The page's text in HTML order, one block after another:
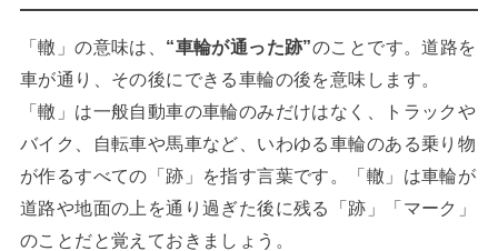
「轍」の意味は、 “車輪が通った跡”のことです。道路を
車が通り、その後にできる車輪の後を意味します。
「轍」は一般自動車の車輪のみだけはなく、トラックや
バイク、自転車や馬車など、いわゆる車輪のある乗り物
が作るすべての「跡」を指す言葉です。「轍」は車輪が
道路や地面の上を通り過ぎた後に残る「跡」「マーク」
のことだと覚えておきましょう。